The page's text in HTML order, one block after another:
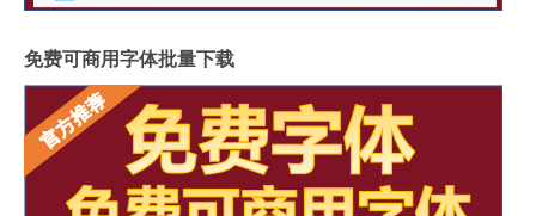
免费可商用字体批量下载